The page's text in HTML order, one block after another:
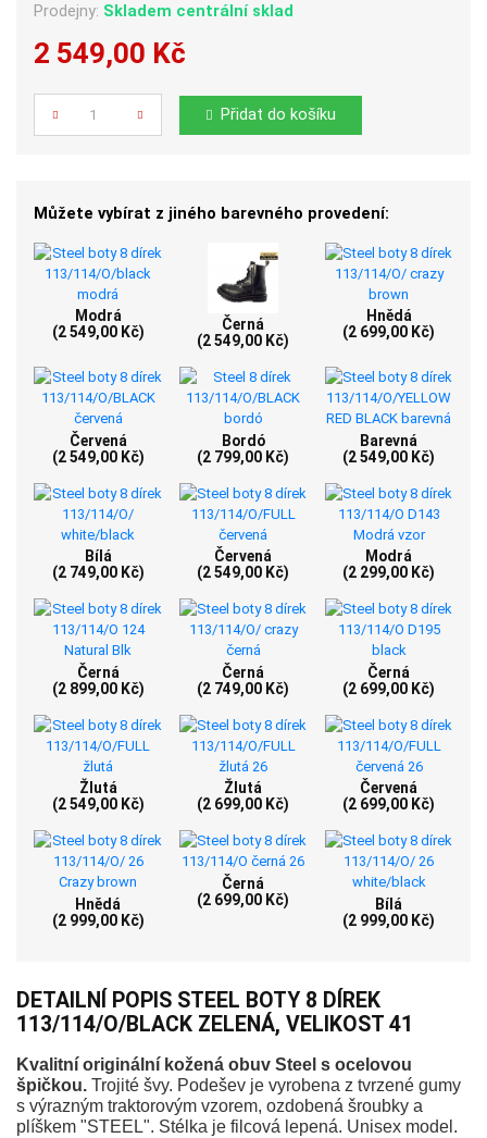
Prodejny: Skladem centrální sklad
2 549,00 Kč
Počet
Přidat do košíku
Můžete vybírat z jiného barevného provedení:
Modrá
(2 549,00 Kč)
Černá
(2 549,00 Kč)
Hnědá
(2 699,00 Kč)
Červená
(2 549,00 Kč)
Bordó
(2 799,00 Kč)
Barevná
(2 549,00 Kč)
Bílá
(2 749,00 Kč)
Červená
(2 549,00 Kč)
Modrá
(2 299,00 Kč)
Černá
(2 899,00 Kč)
Černá
(2 749,00 Kč)
Černá
(2 699,00 Kč)
Žlutá
(2 549,00 Kč)
Žlutá
(2 699,00 Kč)
Červená
(2 699,00 Kč)
Hnědá
(2 999,00 Kč)
Černá
(2 699,00 Kč)
Bílá
(2 999,00 Kč)
DETAILNÍ POPIS STEEL BOTY 8 DÍREK
113/114/O/BLACK ZELENÁ, VELIKOST 41
Kvalitní originální kožená obuv Steel s ocelovou
špičkou. Trojité švy. Podešev je vyrobena z tvrzené gumy
s výrazným traktorovým vzorem, ozdobená šroubky a
plíškem "STEEL". Stélka je filcová lepená. Unisex model.